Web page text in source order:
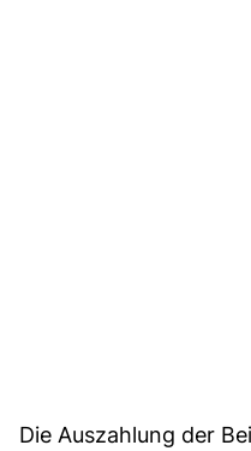
Die Auszahlung der